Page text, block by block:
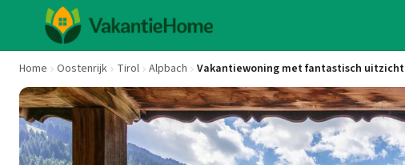
Home Oostenrijk Tirol Alpbach Vakantiewoning met fantastisch uitzicht